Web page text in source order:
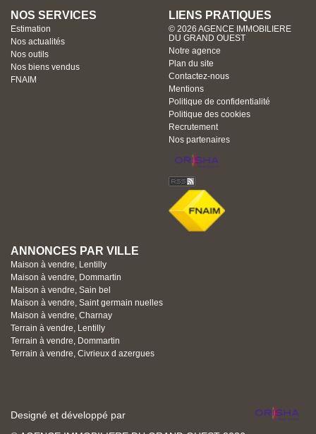
NOS SERVICES
Estimation
Nos actualités
Nos outils
Nos biens vendus
FNAIM
LIENS PRATIQUES
© 2026 AGENCE IMMOBILIERE
DU GRAND OUEST
Notre agence
Plan du site
Contactez-nous
Mentions
Politique de confidentialité
Politique des cookies
Recrutement
Nos partenaires
ANNONCES PAR VILLE
Maison à vendre, Lentilly
Maison à vendre, Dommartin
Maison à vendre, Sain bel
Maison à vendre, Saint germain nuelles
Maison à vendre, Charnay
Terrain à vendre, Lentilly
Terrain à vendre, Dommartin
Terrain à vendre, Civrieux d azergues
Designé et développé par